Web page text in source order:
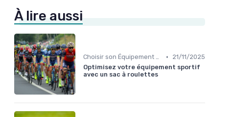
À lire aussi
Choisir son Équipement Sportif •
21/11/2025
Optimisez votre équipement sportif
avec un sac à roulettes